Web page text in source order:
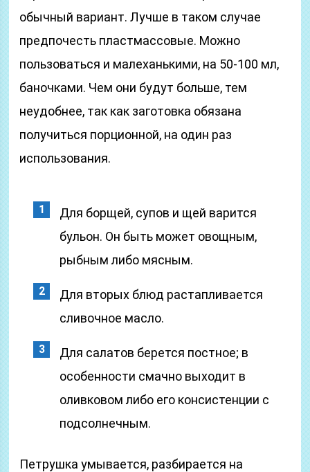
обычный вариант. Лучше в таком случае
предпочесть пластмассовые. Можно
пользоваться и малеханькими, на 50-100 мл,
баночками. Чем они будут больше, тем
неудобнее, так как заготовка обязана
получиться порционной, на один раз
использования.
Для борщей, супов и щей варится
бульон. Он быть может овощным,
рыбным либо мясным.
Для вторых блюд растапливается
сливочное масло.
Для салатов берется постное; в
особенности смачно выходит в
оливковом либо его консистенции с
подсолнечным.
Петрушка умывается, разбирается на